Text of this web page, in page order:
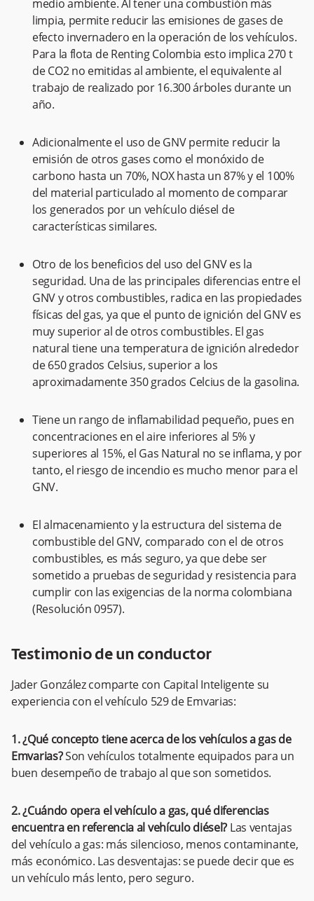
medio ambiente. Al tener una combustión más
limpia, permite reducir las emisiones de gases de
efecto invernadero en la operación de los vehículos.
Para la flota de Renting Colombia esto implica 270 t
de CO2 no emitidas al ambiente, el equivalente al
trabajo de realizado por 16.300 árboles durante un
año.
Adicionalmente el uso de GNV permite reducir la
emisión de otros gases como el monóxido de
carbono hasta un 70%, NOX hasta un 87% y el 100%
del material particulado al momento de comparar
los generados por un vehículo diésel de
características similares.
Otro de los beneficios del uso del GNV es la
seguridad. Una de las principales diferencias entre el
GNV y otros combustibles, radica en las propiedades
físicas del gas, ya que el punto de ignición del GNV es
muy superior al de otros combustibles. El gas
natural tiene una temperatura de ignición alrededor
de 650 grados Celsius, superior a los
aproximadamente 350 grados Celcius de la gasolina.
Tiene un rango de inflamabilidad pequeño, pues en
concentraciones en el aire inferiores al 5% y
superiores al 15%, el Gas Natural no se inflama, y por
tanto, el riesgo de incendio es mucho menor para el
GNV.
El almacenamiento y la estructura del sistema de
combustible del GNV, comparado con el de otros
combustibles, es más seguro, ya que debe ser
sometido a pruebas de seguridad y resistencia para
cumplir con las exigencias de la norma colombiana
(Resolución 0957).
Testimonio de un conductor
Jader González comparte con Capital Inteligente su
experiencia con el vehículo 529 de Emvarias:
1. ¿Qué concepto tiene acerca de los vehículos a gas de
Emvarias?Son vehículos totalmente equipados para un
buen desempeño de trabajo al que son sometidos.
2. ¿Cuándo opera el vehículo a gas, qué diferencias
encuentra en referencia al vehículo diésel? Las ventajas
del vehículo a gas: más silencioso, menos contaminante,
más económico. Las desventajas: se puede decir que es
un vehículo más lento, pero seguro.